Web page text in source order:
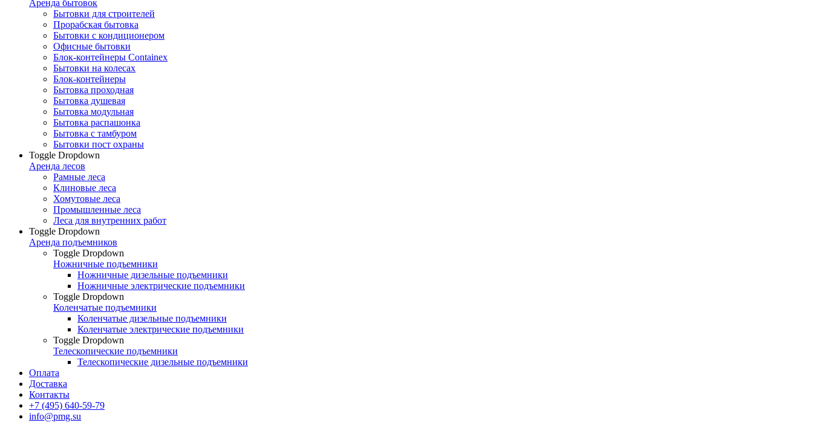
Аренда бытовок
Бытовки для строителей
Прорабская бытовка
Бытовки с кондиционером
Офисные бытовки
Блок-контейнеры Containex
Бытовки на колесах
Блок-контейнеры
Бытовка проходная
Бытовка душевая
Бытовка модульная
Бытовка распашонка
Бытовка с тамбуром
Бытовки пост охраны
Toggle Dropdown
Аренда лесов
Рамные леса
Клиновые леса
Хомутовые леса
Промышленные леса
Леса для внутренних работ
Toggle Dropdown
Аренда подъемников
Toggle Dropdown
Ножничные подъемники
Ножничные дизельные подъемники
Ножничные электрические подъемники
Toggle Dropdown
Коленчатые подъемники
Коленчатые дизельные подъемники
Коленчатые электрические подъемники
Toggle Dropdown
Телескопические подъемники
Телескопические дизельные подъемники
Оплата
Доставка
Контакты
+7 (495) 640-59-79
info@pmg.su